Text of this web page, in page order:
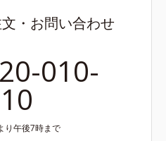
・お問い合わせ
010-
り午後7時まで